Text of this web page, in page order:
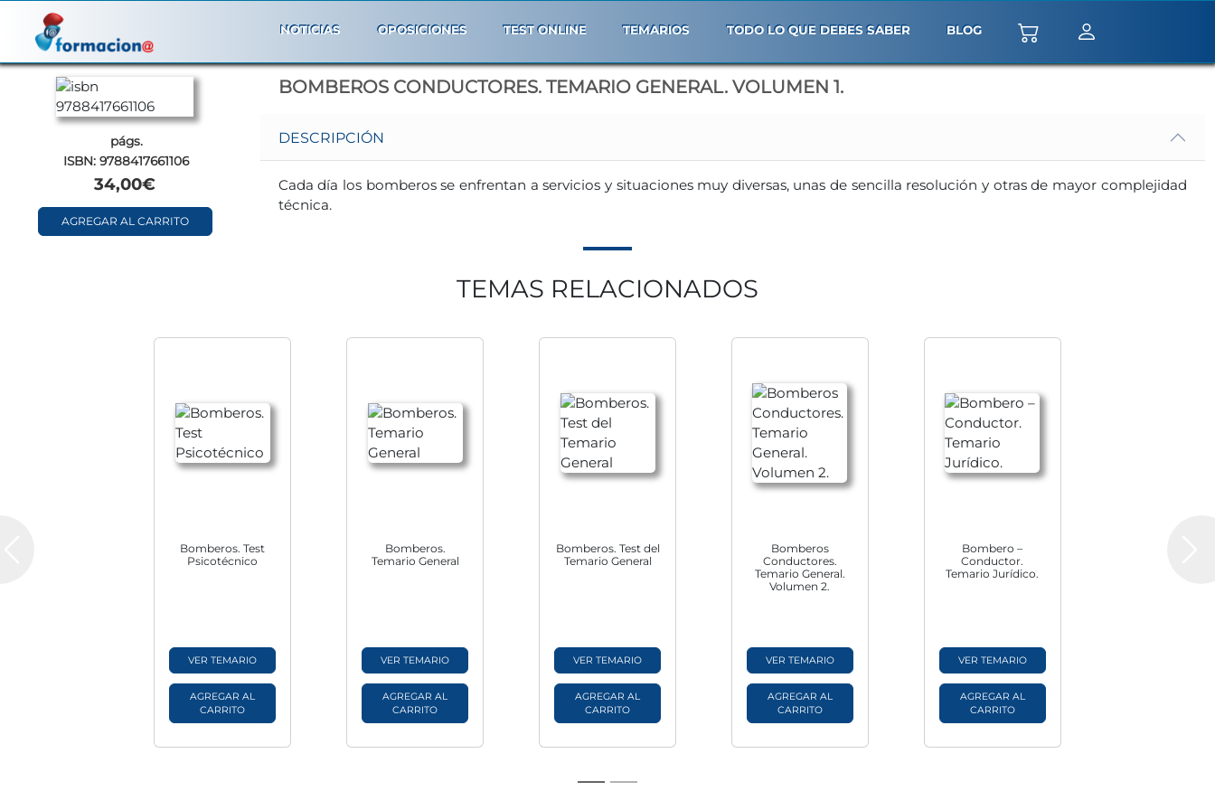
NOTICIAS OPOSICIONES TEST ONLINE TEMARIOS TODO LO QUE DEBES SABER BLOG
págs.
ISBN: 9788417661106
34,00€
AGREGAR AL CARRITO
BOMBEROS CONDUCTORES. TEMARIO GENERAL. VOLUMEN 1.
DESCRIPCIÓN
Cada día los bomberos se enfrentan a servicios y situaciones muy diversas, unas de sencilla resolución y otras de mayor complejidad
técnica.
TEMAS RELACIONADOS
Bomberos. Test
Psicotécnico
VER TEMARIO
AGREGAR AL
CARRITO
Bomberos.
Temario General
VER TEMARIO
AGREGAR AL
CARRITO
Bomberos. Test del
Temario General
VER TEMARIO
AGREGAR AL
CARRITO
Bomberos
Conductores.
Temario General.
Volumen 2.
VER TEMARIO
AGREGAR AL
CARRITO
Bombero –
Conductor.
Temario Jurídico.
VER TEMARIO
AGREGAR AL
CARRITO